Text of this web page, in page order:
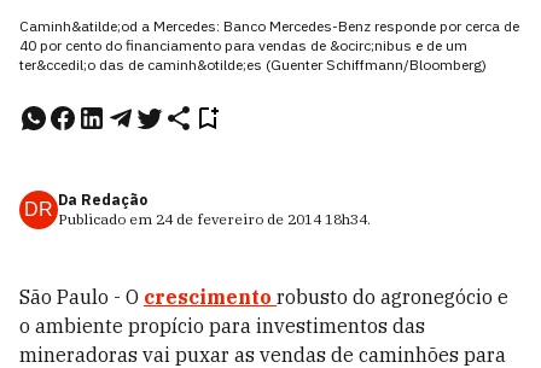
Caminh&atilde;od a Mercedes: Banco Mercedes-Benz responde por cerca de
40 por cento do financiamento para vendas de &ocirc;nibus e de um
ter&ccedil;o das de caminh&otilde;es (Guenter Schiffmann/Bloomberg)
DR Da Redação
Publicado em 24 de fevereiro de 2014 18h34.
São Paulo - O crescimento robusto do agronegócio e
o ambiente propício para investimentos das
mineradoras vai puxar as vendas de caminhões para